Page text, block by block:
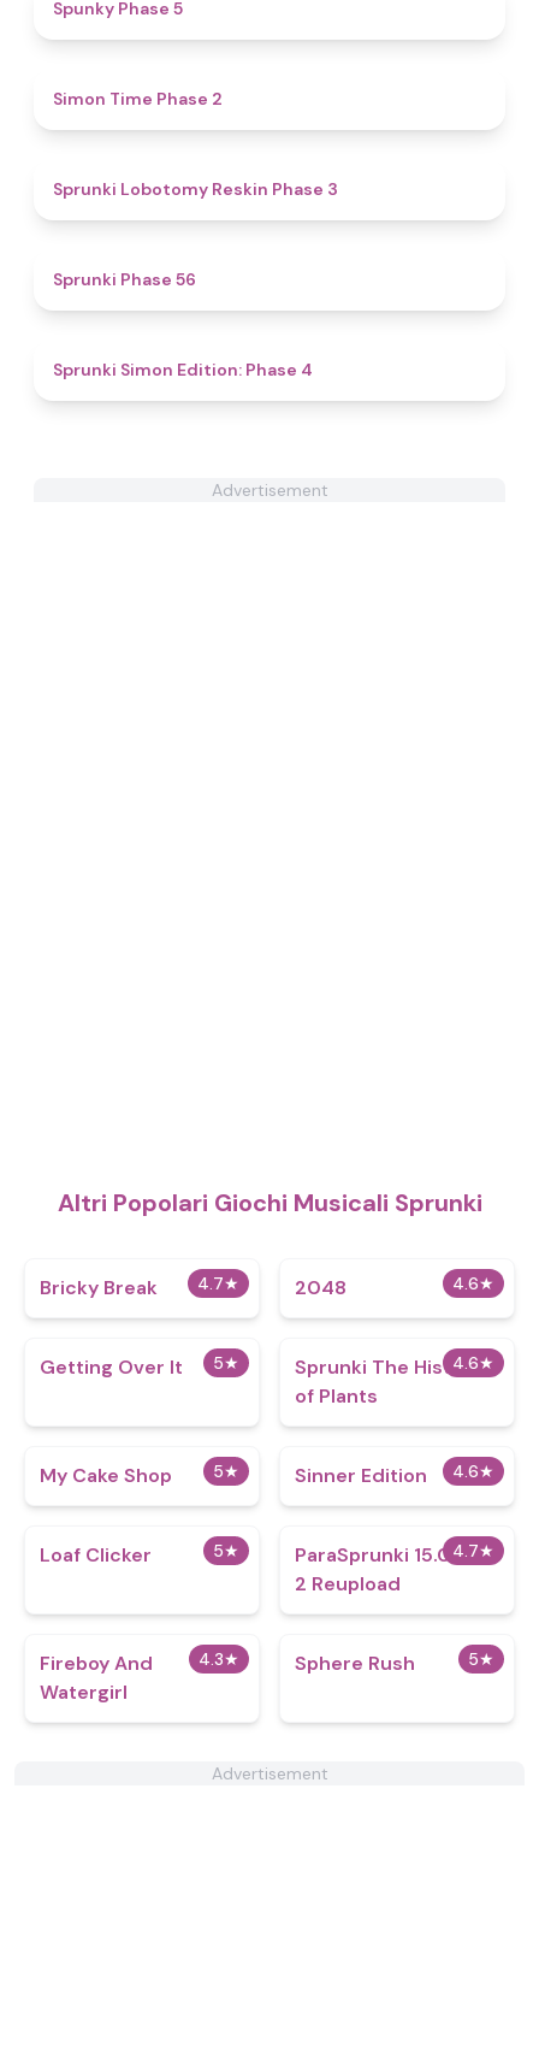
Spunky Phase 5
Simon Time Phase 2
Sprunki Lobotomy Reskin Phase 3
Sprunki Phase 56
Sprunki Simon Edition: Phase 4
Advertisement
Altri Popolari Giochi Musicali Sprunki
4.7★
Bricky Break 4.6★
2048
5★
Getting Over It 4.6★
Sprunki The History
of Plants
5★
My Cake Shop 4.6★
Sinner Edition
5★
Loaf Clicker 4.7★
ParaSprunki 15.0 Part
2 Reupload
4.3★
Fireboy And
Watergirl
5★
Sphere Rush
Advertisement